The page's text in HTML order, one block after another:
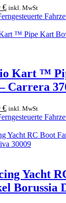
€
€Aktueller
Preis
44,99 €.
inkl. MwSt
Kart ™
Carrera
€
€Aktueller
Preis
47,99 €.
inkl. MwSt
Yacht
Borussia